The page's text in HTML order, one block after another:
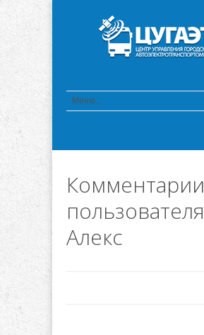
Комментарии
пользователя
Алекс